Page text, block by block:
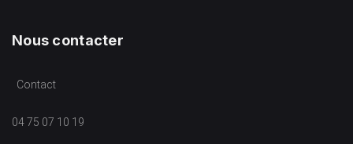
Nous contacter
Contact
04 75 07 10 19